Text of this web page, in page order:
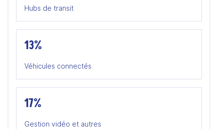
Hubs de transit
13%
Véhicules connectés
17%
Gestion vidéo et autres